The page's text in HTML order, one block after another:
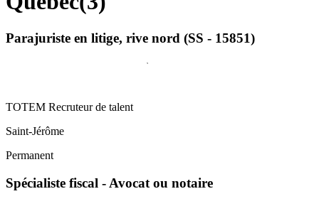
Parajuriste en litige, rive nord (SS - 15851)
TOTEM Recruteur de talent
Saint-Jérôme
Permanent
Spécialiste fiscal - Avocat ou notaire